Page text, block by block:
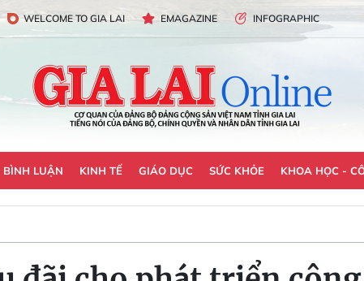
WELCOME TO GIA LAI EMAGAZINE INFOGRAPHIC
LUẬN KINH TẾ GIÁO DỤC SỨC KHỎE KHOA HỌC -